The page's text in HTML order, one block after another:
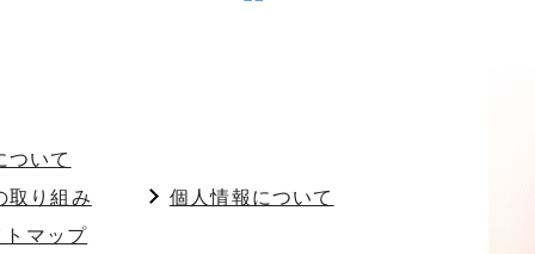
ついて
取り組み
個人情報について
トマップ